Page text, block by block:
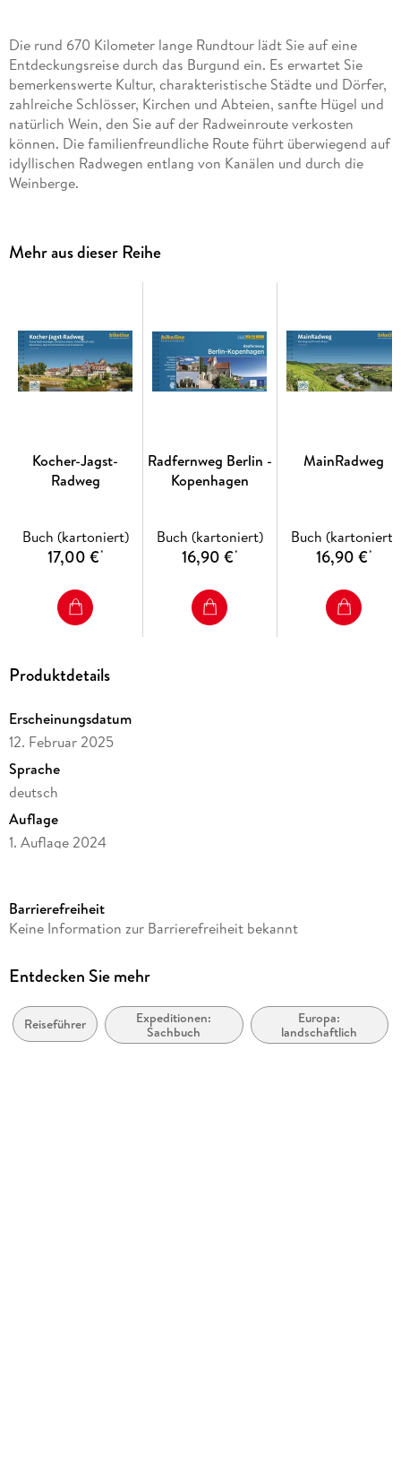
Die rund 670 Kilometer lange Rundtour lädt Sie auf eine
Entdeckungsreise durch das Burgund ein. Es erwartet Sie
bemerkenswerte Kultur, charakteristische Städte und Dörfer,
zahlreiche Schlösser, Kirchen und Abteien, sanfte Hügel und
natürlich Wein, den Sie auf der Radweinroute verkosten
können. Die familienfreundliche Route führt überwiegend auf
idyllischen Radwegen entlang von Kanälen und durch die
Weinberge.
Mehr aus dieser Reihe
Kocher-Jagst-
Radweg
Buch (kartoniert)
17,00 €*
Radfernweg Berlin -
Kopenhagen
Buch (kartoniert)
16,90 €*
MainRadweg
Buch (kartoniert)
16,90 €*
Produktdetails
Erscheinungsdatum
12. Februar 2025
Sprache
deutsch
Auflage
1. Auflage 2024
Reihe
Herausgegeben von
Verlag/Hersteller
Esterbauer GmbH
Barrierefreiheit
Keine Information zur Barrierefreiheit bekannt
Entdecken Sie mehr
Reiseführer
Expeditionen:
Sachbuch
Europa:
landschaftlich